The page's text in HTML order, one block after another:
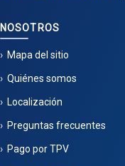
NOSOTROS
Mapa del sitio
Quiénes somos
Localización
Preguntas frecuentes
Pago por TPV